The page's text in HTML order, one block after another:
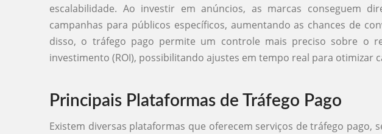
escalabilidade. Ao investir em anúncios, as marcas conseguem
campanhas para públicos específicos, aumentando as chances de
disso, o tráfego pago permite um controle mais preciso sobre o
investimento (ROI), possibilitando ajustes em tempo real para otimizar
Principais Plataformas de Tráfego Pago
Existem diversas plataformas que oferecem serviços de tráfego pago,